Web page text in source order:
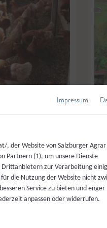
Agrar Marketing ©
Impressum
, der Website von Salzburger Agrar
Partnern (1), um unsere Dienste
Drittanbietern zur Verarbeitung
die Nutzung der Website nicht
Service zu bieten und
anpassen oder widerrufen.